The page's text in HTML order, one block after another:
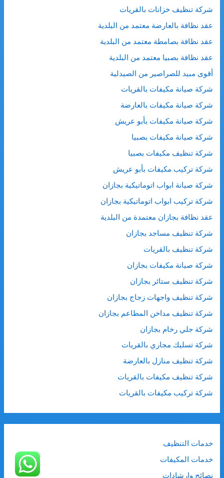
شركة تنظيف خزانات بالقريات
عقد نظافة بالعارضة معتمد من البلدية
عقد نظافة بصامطة معتمد من البلدية
عقد نظافة بصبيا معتمد من البلدية
أقوى مبيد للصراصير من الصيدلية
شركة صيانة مكيفات بالقريات
شركة صيانة مكيفات بالعارضة
شركة صيانة مكيفات بأبو عريش
شركة صيانة مكيفات بصبيا
شركة تنظيف مكيفات بصبيا
شركة تركيب مكيفات بأبو عريش
شركة صيانة ابواب اتوماتيكية بجازان
شركة تركيب ابواب اتوماتيكية بجازان
عقد نظافة بجازان معتمدة من البلدية
شركة تنظيف مساجد بجازان
شركة تنظيف بالقريات
شركة صيانة مكيفات بجازان
شركة تنظيف ستائر بجازان
شركة تنظيف واجهات زجاج بجازان
شركة تنظيف مداخن المطاعم بجازان
شركة جلي رخام بجازان
شركة تسليك مجاري بالقريات
شركة تنظيف منازل بالعارضة
شركة تنظيف مكيفات بالقريات
شركة تركيب مكيفات بالقريات
خدمات التنظيف
خدمات المكيفات
نصائح وارشادات